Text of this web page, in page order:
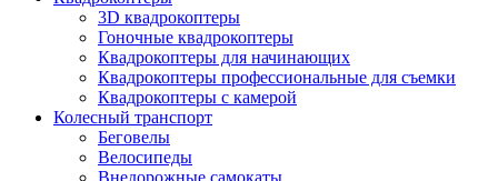
3D квадрокоптеры
Гоночные квадрокоптеры
Квадрокоптеры для начинающих
Квадрокоптеры профессиональные для съемки
Квадрокоптеры с камерой
Колесный транспорт
Беговелы
Велосипеды
Внедорожные самокаты